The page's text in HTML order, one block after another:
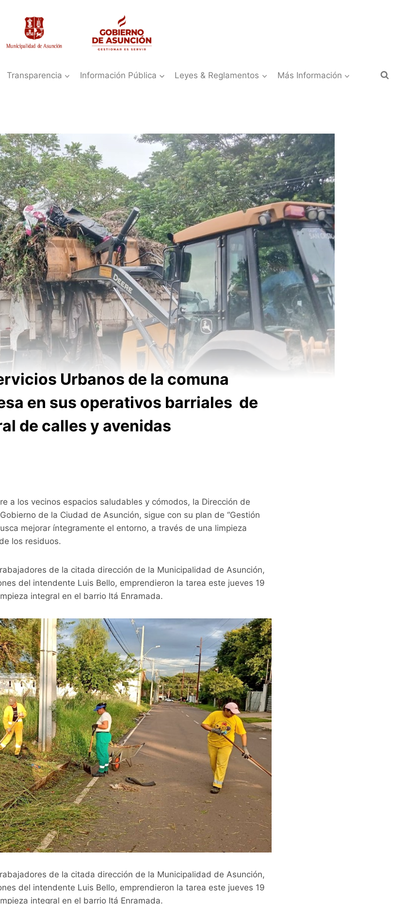
Transparencia Información Pública Leyes & Reglamentos Más Información
Urbanos de la comuna
en sus operativos barriales de
de calles y avenidas
a los vecinos espacios saludables y cómodos, la Dirección de
de la Ciudad de Asunción, sigue con su plan de “Gestión
mejorar íntegramente el entorno, a través de una limpieza
los residuos.
de la citada dirección de la Municipalidad de Asunción,
del intendente Luis Bello, emprendieron la tarea este jueves 19
integral en el barrio Itá Enramada.
de la citada dirección de la Municipalidad de Asunción,
del intendente Luis Bello, emprendieron la tarea este jueves 19
integral en el barrio Itá Enramada.